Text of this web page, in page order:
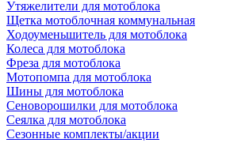
Утяжелители для мотоблока
Щетка мотоблочная коммунальная
Ходоуменьшитель для мотоблока
Колеса для мотоблока
Фреза для мотоблока
Мотопомпа для мотоблока
Шины для мотоблока
Сеноворошилки для мотоблока
Сеялка для мотоблока
Сезонные комплекты/акции